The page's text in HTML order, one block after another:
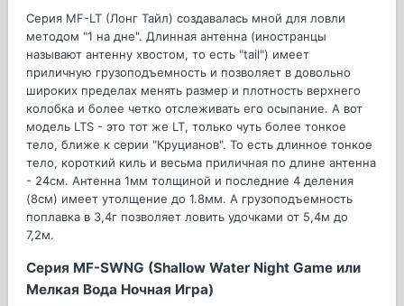
Серия MF-LT (Лонг Тайл) создавалась мной для ловли
методом "1 на дне". Длинная антенна (иностранцы
называют антенну хвостом, то есть "tail") имеет
приличную грузоподъемность и позволяет в довольно
широких пределах менять размер и плотность верхнего
колобка и более четко отслеживать его осыпание. А вот
модель LTS - это тот же LT, только чуть более тонкое
тело, ближе к серии "Круцианов". То есть длинное тонкое
тело, короткий киль и весьма приличная по длине антенна
- 24см. Антенна 1мм толщиной и последние 4 деления
(8см) имеет утолщение до 1.8мм. А грузоподъемность
поплавка в 3,4г позволяет ловить удочками от 5,4м до
7,2м.
Серия MF-SWNG (Shallow Water Night Game или
Мелкая Вода Ночная Игра)